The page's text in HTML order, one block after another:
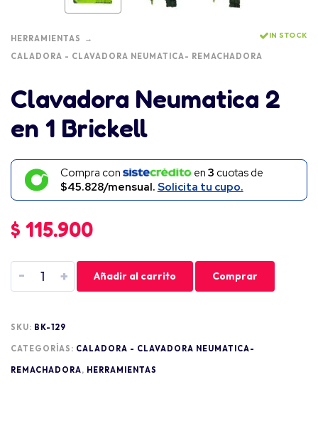
HERRAMIENTAS
CALADORA - CLAVADORA NEUMATICA- REMACHADORA
IN STOCK
Clavadora Neumatica 2
en 1 Brickell
Compra con en3 cuotas de
$45.828/mensual. Solicita tu cupo.
$ 115.900
- + Añadir al carrito Comprar
SKU: BK-129
CATEGORÍAS: CALADORA - CLAVADORA NEUMATICA-
REMACHADORA, HERRAMIENTAS